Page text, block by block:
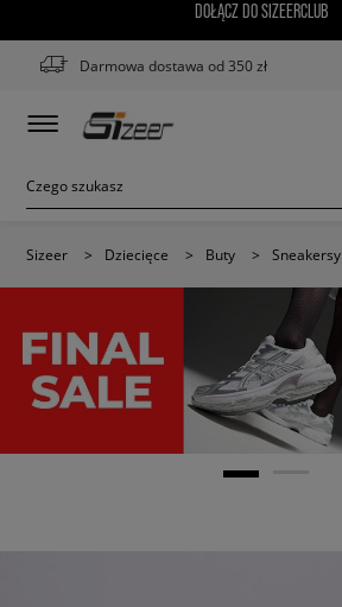
DOŁĄCZ DO SIZEERCLUB
Darmowa dostawa od 350 zł
Sizeer > Dziecięce > Buty > Sneakersy